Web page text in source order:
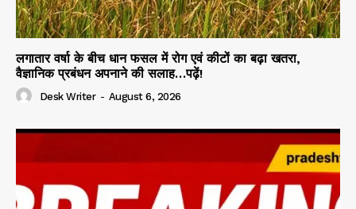
लगातार वर्षा के बीच धान फसल में रोग एवं कीटों का बढ़ा खतरा,
वैज्ञानिक प्रबंधन अपनाने की सलाह…पढ़ें!
Desk Writer - August 6, 2026